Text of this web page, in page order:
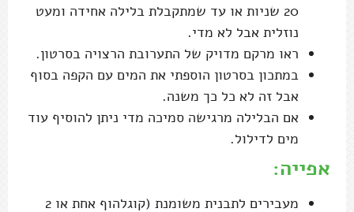
20 שניות או עד שמתקבלת בלילה אחידה ומעט
נוזלית אבל לא מדי.
ראו מרקם מדויק של התערובת הרצויה בסרטון.
במתכון בסרטון הוספתי את המים עם הקפה בסוף
אבל זה לא כל כך משנה.
אם הבלילה מרגישה סמיכה מדי ניתן להוסיף עוד
מים לדילול.
אפייה:
מעבירים לתבנית משומנת (קוגלהוף אחת או 2